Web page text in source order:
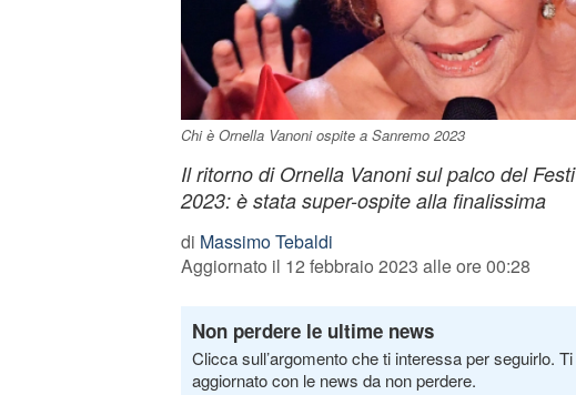
Chi è Ornella Vanoni ospite a Sanremo 2023
Il ritorno di Ornella Vanoni sul palco del
2023: è stata super-ospite alla finalissima
di Massimo Tebaldi
Aggiornato il 12 febbraio 2023 alle ore 00:28
Non perdere le ultime news
Clicca sull’argomento che ti interessa per seguirlo.
aggiornato con le news da non perdere.